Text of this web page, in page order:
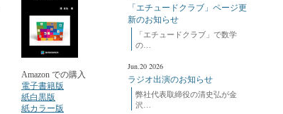
Amazon での購入
電子書籍版
紙白黒版
紙カラー版
「エチュードクラブ」ページ更
新のお知らせ
「エチュードクラブ」で数学
の…
Jun.20 2026
ラジオ出演のお知らせ
弊社代表取締役の清史弘が金
沢…